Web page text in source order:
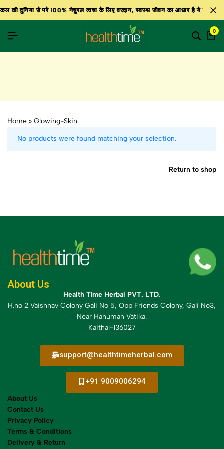
की दुनिया से परे 100% नेचुरल त्वचा के लिए वरदान, स्वस्थ जीवन का आधार है ये उत्पाद,
की दुनिया से परे 100% नेचुरल त्वचा के लिए वरदान, स्वस्थ जीवन का आधार है ये उत्पाद,
की दुनिया से परे 100% नेचुरल त्वचा के लिए वरदान, स्वस्थ जीवन का आधार है ये उत्पाद,
0
Home » Glowing-Skin
No products were found matching your selection.
Return to shop
About Us
Health Time Herbal PVT. LTD.
H.no 2 Vaishnav Colony Gali No 5, Opp Friends Colony, Gali No3,
Near Hanuman Vatika.
Kaithal-136027
support@healthtimeherbal.com
+91 9009006294
About Us
Contact Us
Privacy Policy
Terms & Conditions
Delivery & Return